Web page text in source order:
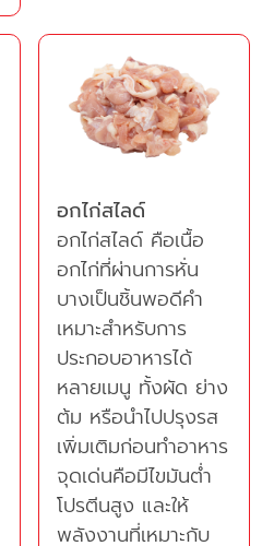
อกไก่สไลด์
อกไก่สไลด์ คือเนื้อ
อกไก่ที่ผ่านการหั่น
บางเป็นชิ้นพอดีคำ
เหมาะสำหรับการ
ประกอบอาหารได้
หลายเมนู ทั้งผัด ย่าง
ต้ม หรือนำไปปรุงรส
เพิ่มเติมก่อนทำอาหาร
จุดเด่นคือมีไขมันต่ำ
โปรตีนสูง และให้
พลังงานที่เหมาะกับ